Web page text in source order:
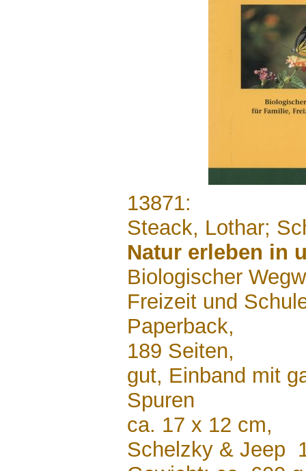
13871:
Steack, Lothar;
Natur erleben in
Biologischer
Freizeit und
Paperback,
189 Seiten,
gut, Einband mit
Spuren
ca. 17 x 12 cm,
Schelzky & Jeep